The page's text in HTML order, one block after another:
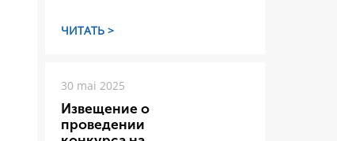
ЧИТАТЬ >
30 mai 2025
Извещение о
проведении